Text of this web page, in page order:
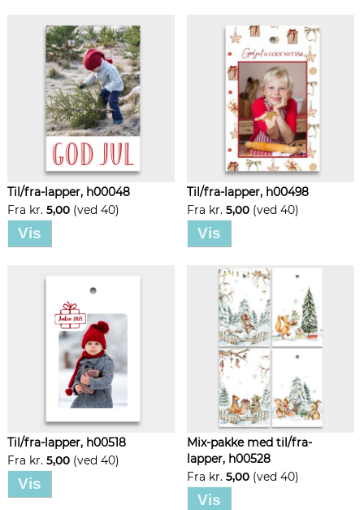
Til/fra-lapper, h00048
Fra kr. 5,00 (ved 40)
Vis
Til/fra-lapper, h00498
Fra kr. 5,00 (ved 40)
Vis
Til/fra-lapper, h00518
Fra kr. 5,00 (ved 40)
Vis
Mix-pakke med til/fra-
lapper, h00528
Fra kr. 5,00 (ved 40)
Vis